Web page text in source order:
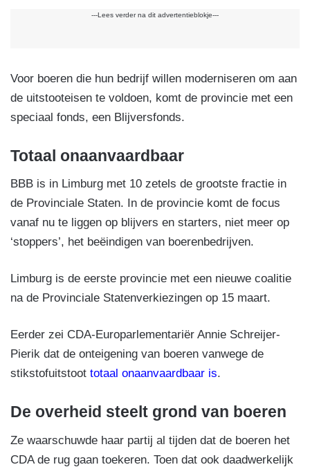
---Lees verder na dit advertentieblokje---
Voor boeren die hun bedrijf willen moderniseren om aan
de uitstooteisen te voldoen, komt de provincie met een
speciaal fonds, een Blijversfonds.
Totaal onaanvaardbaar
BBB is in Limburg met 10 zetels de grootste fractie in
de Provinciale Staten. In de provincie komt de focus
vanaf nu te liggen op blijvers en starters, niet meer op
‘stoppers’, het beëindigen van boerenbedrijven.
Limburg is de eerste provincie met een nieuwe coalitie
na de Provinciale Statenverkiezingen op 15 maart.
Eerder zei CDA-Europarlementariër Annie Schreijer-
Pierik dat de onteigening van boeren vanwege de
stikstofuitstoot totaal onaanvaardbaar is.
De overheid steelt grond van boeren
Ze waarschuwde haar partij al tijden dat de boeren het
CDA de rug gaan toekeren. Toen dat ook daadwerkelijk